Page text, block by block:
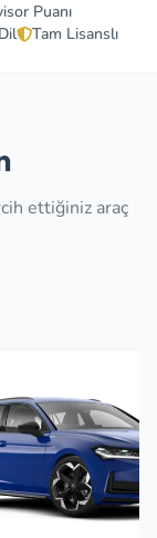
Puanı
Tam Lisanslı
ettiğiniz araç